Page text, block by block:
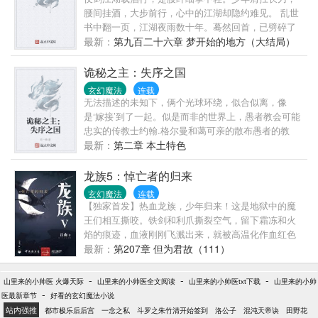
乱世，孑然一身，一开始，淮真只是想挑个远离战乱
的地，安稳而苟且的活着。 没曾想刚随偷渡者入关，
便被东海岸有名有姓的激进美国排华愤青截胡了。
—— “华埠市容，不甚雅观，沿街全系铺户，间有餐馆
或咖啡馆一二所，街道狭窄，行人拥挤。孩童则嬉戏
于污秽楼道之下。行人道现不洁之状，肉食店传宿臭
之味，游客到此，多有扫兴而返。” 旧金山华埠，俗
称“亚洲之外最大的中国”。 —— “旧金山唐人街的中国
女人，百分之九十九是妓|女。倘若你在海关看见十四
五岁中国少女，声称自己母亲去世，投奔年迈老父来
到金山谋生，无须怀疑，她们即将出卖她们的第一
夜。运气好的话，可以卖到三千美金。” 若非亲耳听见
吐词准确，语法完整的英文，从那低劣种族的少女口
中呼喊出，西泽这辈子绝不会踏入那臭名昭着的旧金
山萨克拉门托唐人街半步。 他循着她的足迹来到一家
污秽不堪的杂货铺阴暗楼梯口，门口木板上写着： 虾
米三分一磅 海带四分一磅 咸鱼十分一磅 女仔五元一
磅 杂货铺老板朝他笑出残缺牙齿，用粗陋英文谄媚的
搭讪：“我们这里有新鲜的女人，干净的，有今天这么
新鲜。” 他不知怎么想起她踩上金山码头的秤，那时，
海关官员说：“梦卿，八十五磅。” 鬼使神差朝那黑洞
洞的杂货铺踏出第一步时，他以为自己将要探知一个
腰间挂酒，大步前行，心中的江湖却隐约难见。 乱世
书中翻一页，江湖夜雨数十年。蓦然回首，已劈碎了
人间。 各位书友如果觉得《乱世书》还不错的话请不
要忘记向您QQ群和微博里的朋友推荐哦！
最新： 第九百二十六章 梦开始的地方（大结局）
诡秘之主：失序之国
玄幻魔法 连载
无法描述的未知下，俩个光球环绕，似合似离，像
是‘嫁接’到了一起。似是而非的世界上，愚者教会可能
忠实的传教士约翰.格尔曼和蔼可亲的散布愚者的教
义。“反正不要钱，多少信一点。”不过……沃景主教，
坐忘论者，耗之门徒，皇觉道人……这就是愚者教会
口马...
最新： 第二章 本土特色
龙族5：悼亡者的归来
玄幻魔法 连载
【独家首发】热血龙族，少年归来！这是地狱中的魔
王们相互撕咬。铁剑和利爪撕裂空气，留下霜冻和火
焰的痕迹，血液刚刚飞溅出来，就被高温化作血红色
的蒸汽，冲击波在长长的走廊上来来去去，早已没有
任何完整的玻璃，连这座建筑物都摇摇欲坠。
最新： 第207章 但为君故（111）
山里来的小帅医 火爆天际 - 山里来的小帅医全文阅读 - 山里来的小帅医txt下载 - 山里来的小帅
医最新章节 - 好看的玄幻魔法小说
站内强推 都市极乐后后宫 一念之私 斗罗之朱竹清开始签到 洛公子 混沌天帝诀 田野花